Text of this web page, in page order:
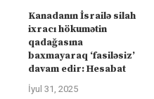
Kanadanın İsrailə silah
ixracı hökumətin
qadağasına
baxmayaraq ‘fasiləsiz’
davam edir: Hesabat
İyul 31, 2025